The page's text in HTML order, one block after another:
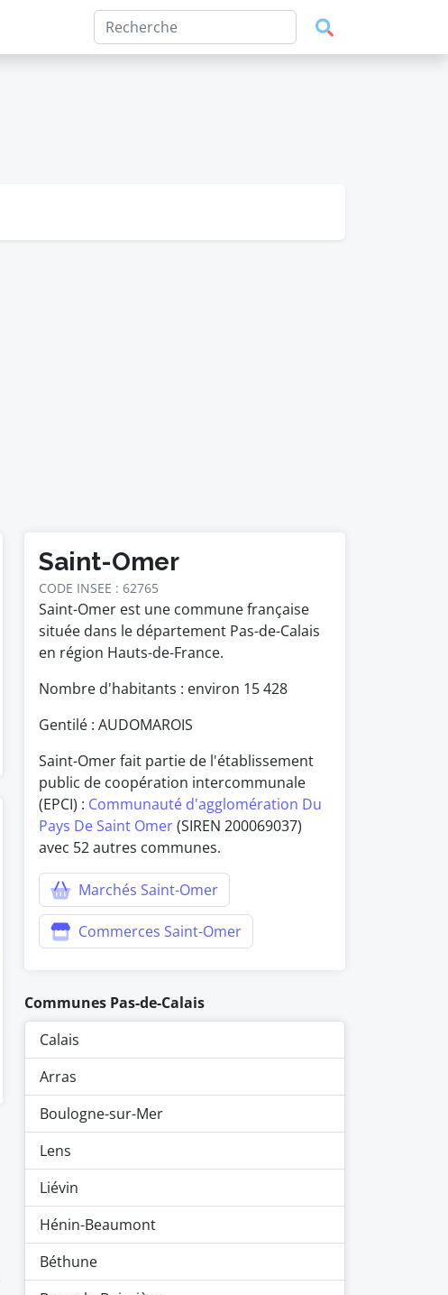
Saint-Omer
CODE INSEE : 62765
Saint-Omer est une commune française
située dans le département Pas-de-Calais
en région Hauts-de-France.
Nombre d'habitants : environ 15 428
Gentilé : AUDOMAROIS
Saint-Omer fait partie de l'établissement
public de coopération intercommunale
(EPCI) : Communauté d'agglomération Du
Pays De Saint Omer(SIREN 200069037)
avec 52 autres communes.
Marchés Saint-Omer
Commerces Saint-Omer
Communes Pas-de-Calais
Calais
Arras
Boulogne-sur-Mer
Lens
Liévin
Hénin-Beaumont
Béthune